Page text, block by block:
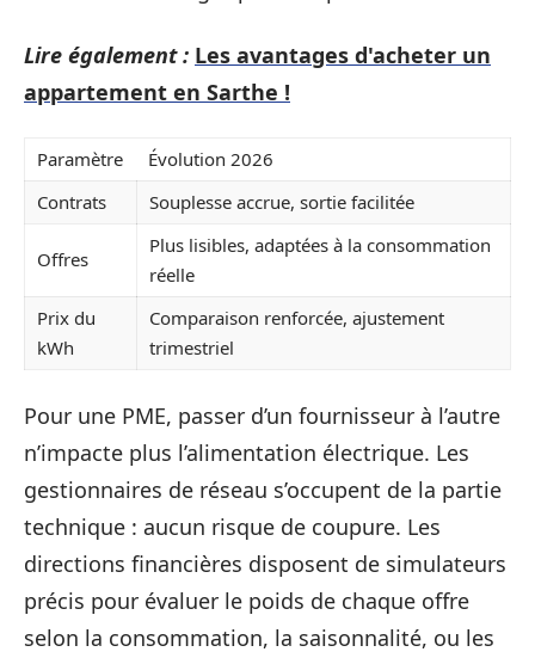
Lire également : Les avantages d'acheter un
appartement en Sarthe !
Paramètre
Évolution 2026
Contrats
Souplesse accrue, sortie facilitée
Offres
Plus lisibles, adaptées à la consommation
réelle
Prix du
kWh
Comparaison renforcée, ajustement
trimestriel
Pour une PME, passer d’un fournisseur à l’autre
n’impacte plus l’alimentation électrique. Les
gestionnaires de réseau s’occupent de la partie
technique : aucun risque de coupure. Les
directions financières disposent de simulateurs
précis pour évaluer le poids de chaque offre
selon la consommation, la saisonnalité, ou les